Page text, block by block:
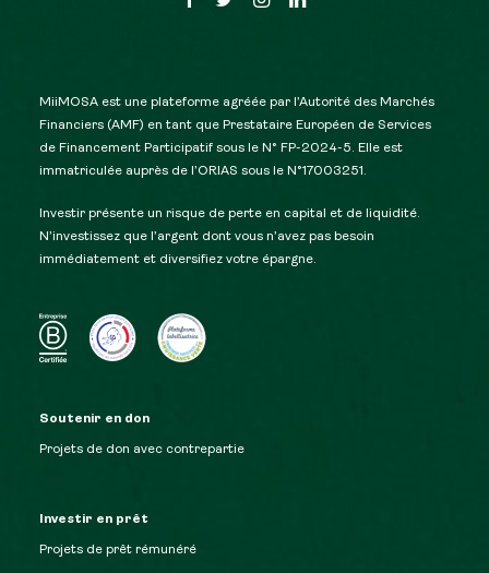
MiiMOSA est une plateforme agréée par l’Autorité des Marchés
Financiers (AMF) en tant que Prestataire Européen de Services
de Financement Participatif sous le N° FP-2024-5. Elle est
immatriculée auprès de l’ORIAS sous le N°17003251.
Investir présente un risque de perte en capital et de liquidité.
N’investissez que l’argent dont vous n’avez pas besoin
immédiatement et diversifiez votre épargne.
Soutenir en don
Projets de don avec contrepartie
Investir en prêt
Projets de prêt rémunéré